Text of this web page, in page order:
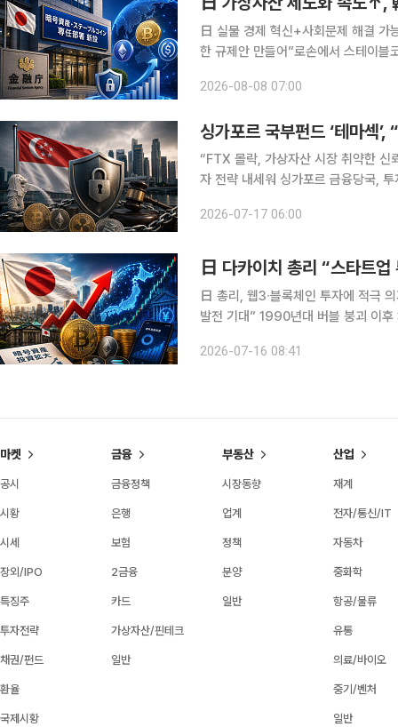
日 실물 경제 혁신+사회문제 해결 가
한 규제안 만들어”로손에서 스테이
인의 실용성 검증을 계기로 활성화될
2026-08-08 07:00
싱가포르 국부펀드 ‘테마섹
“FTX 몰락, 가상자산 시장 취약한 신
자 전략 내세워 싱가포르 금융당국,
여전히 망설이는 모양새다. FTX 몰락
2026-07-17 06:00
日 다카이치 총리 “스타트
日 총리, 웹3∙블록체인 투자에 적극
발전 기대” 1990년대 버블 붕괴 이후 30여 년간 보수적인 태도를 유지해온 일본 금융 시장이 가상
내비치면서 일본 가상자산 산업의 성
2026-07-16 08:41
마켓
공시
시황
시세
장외/IPO
특징주
투자전략
채권/펀드
환율
국제시황
금융
금융정책
은행
보험
2금융
카드
가상자산/핀테크
일반
부동산
시장동향
업계
정책
분양
일반
산업
재계
전자/통신/IT
자동차
중화학
항공/물류
유통
의료/바이오
중기/벤처
일반